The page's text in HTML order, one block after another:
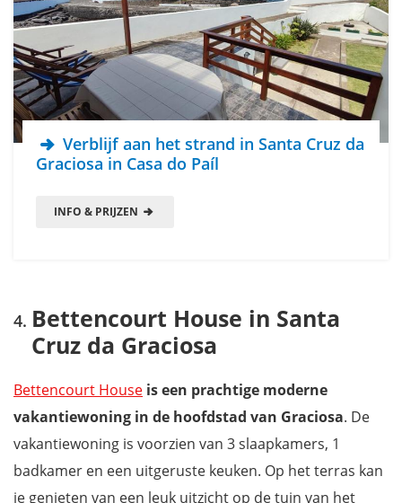
Verblijf aan het strand in Santa Cruz da
Graciosa in Casa do Paíl
INFO & PRIJZEN
Bettencourt House in Santa
Cruz da Graciosa
Bettencourt House is een prachtige moderne
vakantiewoning in de hoofdstad van Graciosa. De
vakantiewoning is voorzien van 3 slaapkamers, 1
badkamer en een uitgeruste keuken. Op het terras kan
je genieten van een leuk uitzicht op de tuin van het